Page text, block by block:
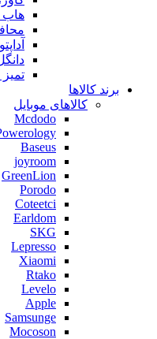
هاب USB
تمیز
برند کالاها
کالاهای موبایل
Mcdodo
Baseus
joyroom
GreenLion
Porodo
Coteetci
Earldom
SKG
Lepresso
Xiaomi
Rtako
Levelo
Apple
Samsunge
Mocoson